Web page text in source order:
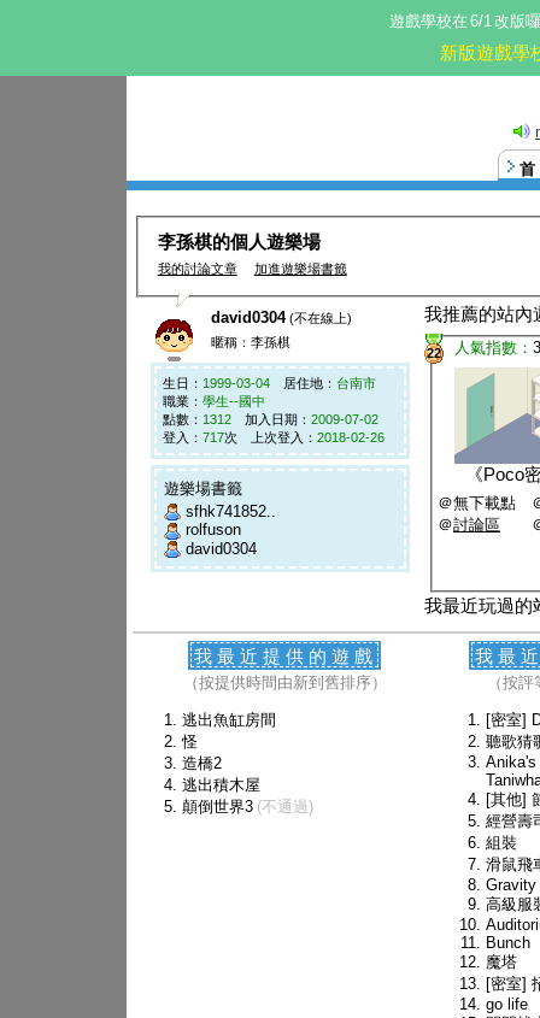
遊戲學校在 6/1改版
新版遊戲學
李孫棋的個人遊樂場
我的討論文章 加進遊樂場書籤
david0304(不在線上)
暱稱：李孫棋
生日： 1999-03-04 居住地： 台南市
職業： 學生--國中
點數： 1312 加入日期： 2009-07-02
登入： 717次 上次登入： 2018-02-26
遊樂場書籤
sfhk741852..
rolfuson
david0304
我推薦的站內
22 人氣指數：
《Poco
＠無下載點
＠討論區
我最近玩過的
我最近提供的遊戲
（按提供時間由新到舊排序）
逃出魚缸房間
怪
造橋2
逃出積木屋
顛倒世界3 (不通過)
我最
（按
[密室]
聽歌猜
[其他]
經營壽
組裝
滑鼠飛
Gravity
高級服
Bunch
魔塔
[密室]
go life